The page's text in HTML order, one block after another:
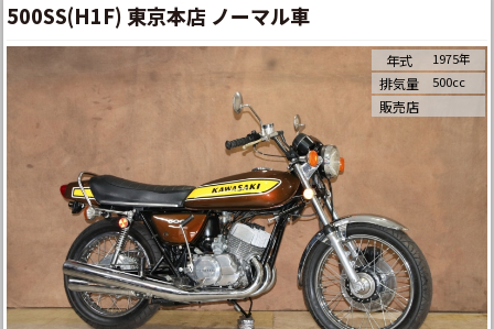
500SS(H1F) 東京本店 ノーマル車
年式 1975年
排気量 500cc
販売店